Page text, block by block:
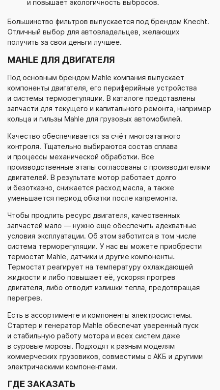
и повышает экологичность выбросов.
Большинство фильтров выпускается под брендом Knecht.
Отличный выбор для автовладельцев, желающих
получить за свои деньги лучшее.
MAHLE ДЛЯ ДВИГАТЕЛЯ
Под основным брендом Mahle компания выпускает
компоненты двигателя, его периферийные устройства
и системы терморегуляции. В каталоге представлены
запчасти для текущего и капитального ремонта, например
кольца и гильзы Mahle для грузовых автомобилей.
Качество обеспечивается за счёт многоэтапного
контроля. Тщательно выбираются состав сплава
и процессы механической обработки. Все
производственные этапы согласованы с производителями
двигателей. В результате мотор работает долго
и безотказно, снижается расход масла, а также
уменьшается период обкатки после капремонта.
Чтобы продлить ресурс двигателя, качественных
запчастей мало — нужно ещё обеспечить адекватные
условия эксплуатации. Об этом заботится в том числе
система терморегуляции. У нас вы можете приобрести
термостат Mahle, датчики и другие компоненты.
Термостат реагирует на температуру охлаждающей
жидкости и либо повышает её, ускоряя прогрев
двигателя, либо отводит излишки тепла, предотвращая
перегрев.
Есть в ассортименте и компоненты электросистемы.
Стартер и генератор Mahle обеспечат уверенный пуск
и стабильную работу мотора и всех систем даже
в суровые морозы. Подходят к разным моделям
коммерческих грузовиков, совместимы с АКБ и другими
электрическими компонентами.
ГДЕ ЗАКАЗАТЬ